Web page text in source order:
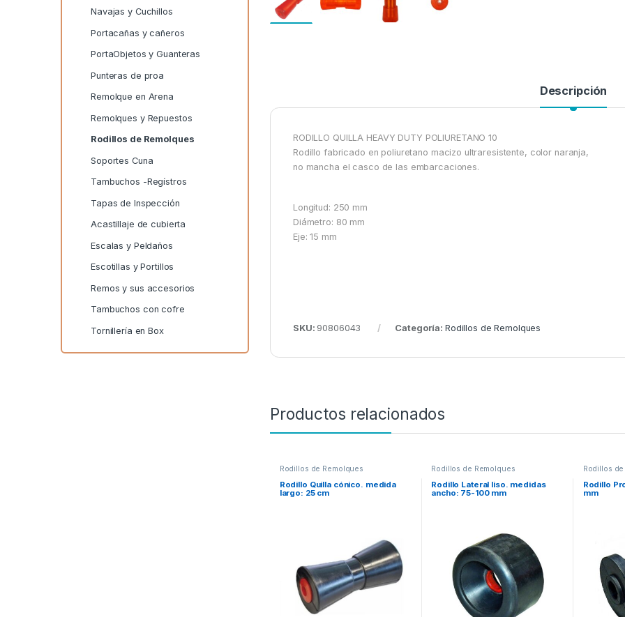
Descripción
RODILLO QUILLA HEAVY DUTY POLIURETANO 10
Rodillo fabricado en poliuretano macizo ultraresistente, color naranja,
no mancha el casco de las embarcaciones.
Longitud: 250 mm
Diámetro: 80 mm
Eje: 15 mm
SKU: 90806043 Categoría: Rodillos de Remolques
Productos relacionados
Rodillos de Remolques
Rodillo Quilla cónico. medida
largo: 25 cm
Rodillos de Remolques
Rodillo Lateral liso. medidas
ancho: 75-100 mm
Rodillos
Rodillo
mm
Navajas y Cuchillos
Portacañas y cañeros
PortaObjetos y Guanteras
Punteras de proa
Remolque en Arena
Remolques y Repuestos
Rodillos de Remolques
Soportes Cuna
Tambuchos -Regístros
Tapas de Inspección
Acastillaje de cubierta
Escalas y Peldaños
Escotillas y Portillos
Remos y sus accesorios
Tambuchos con cofre
Tornillería en Box